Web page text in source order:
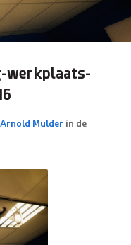
werkplaats-
Arnold Mulder in de